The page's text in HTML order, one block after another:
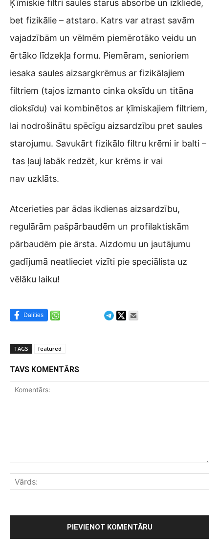
Ķīmiskie filtri saules starus absorbē un izkliedē,
bet fizikālie – atstaro. Katrs var atrast savām
vajadzībām un vēlmēm piemērotāko veidu un
ērtāko līdzekļa formu. Piemēram, senioriem
iesaka saules aizsargkrēmus ar fizikālajiem
filtriem (tajos izmanto cinka oksīdu un titāna
dioksīdu) vai kombinētos ar ķīmiskajiem filtriem,
lai nodrošinātu spēcīgu aizsardzību pret saules
starojumu. Savukārt fizikālo filtru krēmi ir balti –
tas ļauj labāk redzēt, kur krēms ir vai
nav uzklāts.
Atcerieties par ādas ikdienas aizsardzību,
regulārām pašpārbaudēm un profilaktiskām
pārbaudēm pie ārsta. Aizdomu un jautājumu
gadījumā neatlieciet vizīti pie speciālista uz
vēlāku laiku!
Dalīties
TAGS featured
TAVS KOMENTĀRS